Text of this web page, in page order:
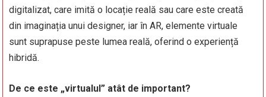
digitalizat, care imită o locație reală sau care este creată
din imaginația unui designer, iar în AR, elemente virtuale
sunt suprapuse peste lumea reală, oferind o experiență
hibridă.
De ce este „virtualul” atât de important?